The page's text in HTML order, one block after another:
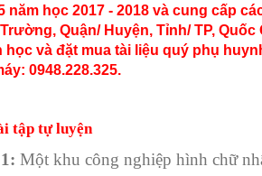
năm học 2017 - 2018 và cung cấp
Quận/ Huyện, Tỉnh/ TP,
học và đặt mua tài liệu quý phụ
0948.228.325.
tập tự luyện
Một khu công nghiệp hình chữ